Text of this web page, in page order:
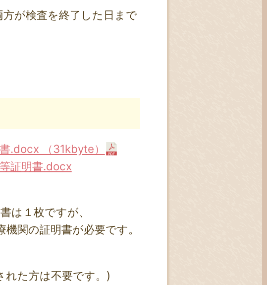
が検査を終了した日まで
.docx （31kbyte）
証明書.docx
は１枚ですが、
関の証明書が必要です。
れた方は不要です。)